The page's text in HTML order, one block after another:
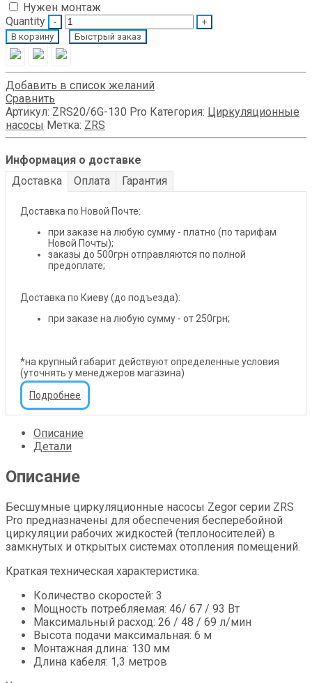
Нужен монтаж
Quantity
В корзину Быстрый заказ
Добавить в список желаний
Сравнить
Артикул: ZRS20/6G-130 Pro Категория: Циркуляционные
насосы Метка: ZRS
Информация о доставке
Доставка
Оплата Гарантия
Доставка по Новой Почте:
при заказе на любую сумму - платно (по тарифам
Новой Почты);
заказы до 500грн отправляются по полной
предоплате;
Доставка по Киеву (до подъезда):
при заказе на любую сумму - от 250грн;
*на крупный габарит действуют определенные условия
(уточнять у менеджеров магазина)
Подробнее
Описание
Детали
Описание
Бесшумные циркуляционные насосы Zegor серии ZRS
Pro предназначены для обеспечения бесперебойной
циркуляции рабочих жидкостей (теплоносителей) в
замкнутых и открытых системах отопления помещений.
Краткая техническая характеристика:
Количество скоростей: 3
Мощность потребляемая: 46/ 67 / 93 Вт
Максимальный расход: 26 / 48 / 69 л/мин
Высота подачи максимальная: 6 м
Монтажная длина: 130 мм
Длина кабеля: 1,3 метров